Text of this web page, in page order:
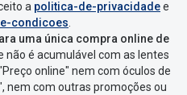
a politica-de-privacidadee
condicoes.
uma única compra online de
não é acumulável com as lentes
online" nem com óculos de
nem com outras promoções ou